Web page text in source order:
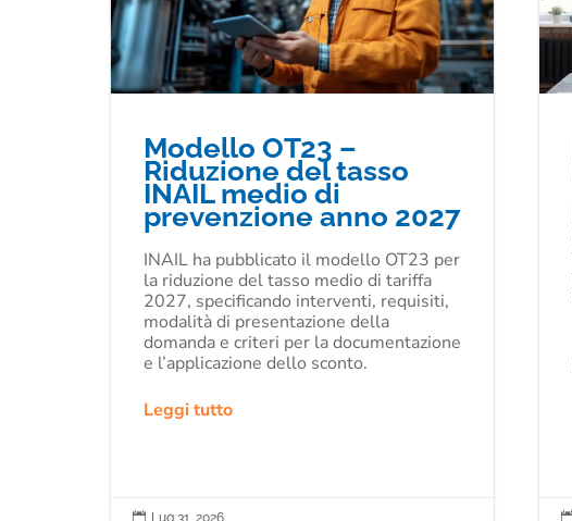
Modello OT23 –
Riduzione del tasso
INAIL medio di
prevenzione anno 2027
INAIL ha pubblicato il modello OT23 per
la riduzione del tasso medio di tariffa
2027, specificando interventi, requisiti,
modalità di presentazione della
domanda e criteri per la documentazione
e l’applicazione dello sconto.
Leggi tutto
 Lug 31, 2026